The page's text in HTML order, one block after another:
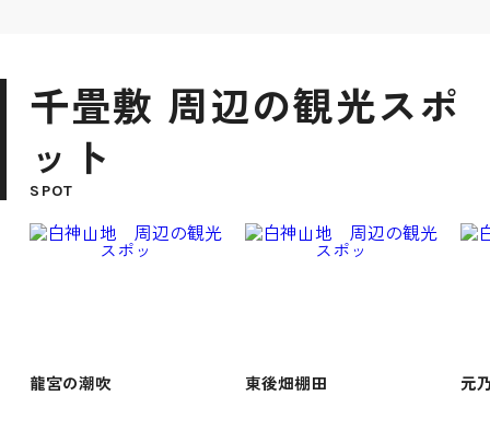
千畳敷 周辺の観光スポ
ット
SPOT
龍宮の潮吹 東後畑棚田 元